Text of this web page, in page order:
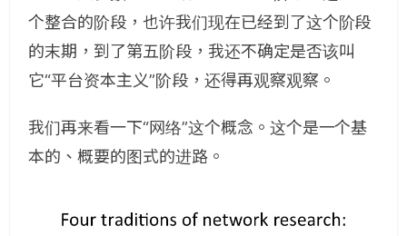
个整合的阶段，也许我们现在已经到了这个阶段
的末期，到了第五阶段，我还不确定是否该叫
它“平台资本主义”阶段，还得再观察观察。
我们再来看一下“网络”这个概念。这个是一个基
本的、概要的图式的进路。